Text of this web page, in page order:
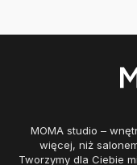
MOMA studio –
więcej, niż
Tworzymy dla Ciebie